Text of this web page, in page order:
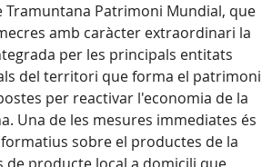
Tramuntana Patrimoni Mundial, que
amb caràcter extraordinari la
per les principals entitats
del territori que forma el patrimoni
per reactivar l'economia de la
Una de les mesures immediates és
sobre el productes de la